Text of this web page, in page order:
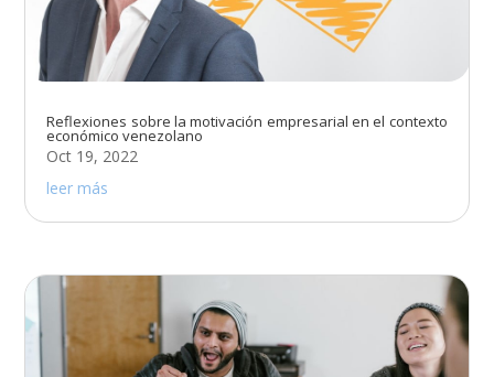
Reflexiones sobre la motivación empresarial en el contexto
económico venezolano
Oct 19, 2022
leer más